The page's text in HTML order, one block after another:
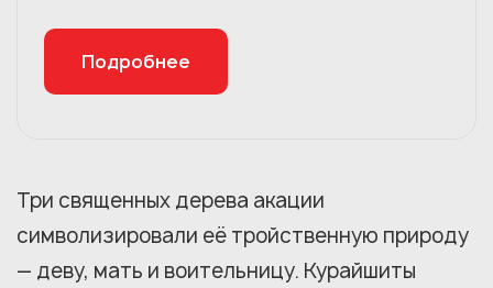
Подробнее
Три священных дерева акации
символизировали её тройственную природу
— деву, мать и воительницу. Курайшиты